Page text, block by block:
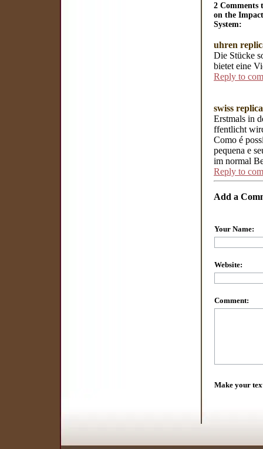
2 Comments
on the
System:
uhren
Die Stücke
bietet eine
Reply to
swiss
Erstmals in
ffentlicht
Como é
pequena e
im normal
Reply to
Add a
Your Name:
Website:
Comment:
Make your